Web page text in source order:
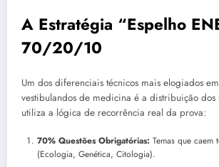
A Estratégia “Espelho
70/20/10
Um dos diferenciais técnicos mais elogiados
vestibulandos de medicina é a distribuição dos
utiliza a lógica de recorrência real da prova:
70% Questões Obrigatórias: Temas que caem
(Ecologia, Genética, Citologia).